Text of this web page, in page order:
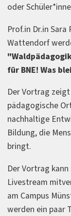
oder
Prof.in Dr.in
Wattendorf
für BNE! Was
Der Vortrag
pädagogische
nachhaltige
Bildung, die
bringt.
Der Vortrag
Livestream
am Campus
werden ein paar